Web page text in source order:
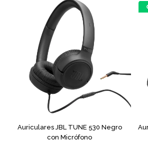
Auriculares JBL TUNE 530 Negro
con Micrófono